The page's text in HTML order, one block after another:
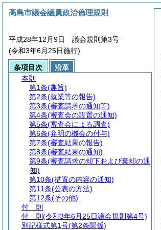
高島市議会議員政治倫理規則
平成28年12月9日 議会規則第3号
(令和3年6月25日施行)
条項目次
沿革
本則
第1条(趣旨)
第2条(就業等の報告)
第3条(審査請求の通知等)
第4条(審査会の設置の通知)
第5条(審査会による調査)
第6条(弁明の機会の付与)
第7条(審査結果の報告)
第8条(審査結果の通知)
第9条(審査請求の却下および棄却の通
知)
第10条(措置の内容の通知)
第11条(公表の方法)
第12条(その他)
付 則
付 則 (令和3年6月25日議会規則第4号)
別記様式第1号(第2条関係)